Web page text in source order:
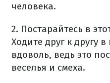
человека.
2. Постарайтесь в
Ходите друг к другу
вдоволь, ведь это
веселья и смеха.